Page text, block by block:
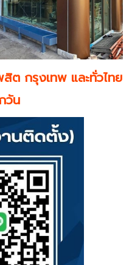
ต กรุงเทพ และทั่วไทย
วัน